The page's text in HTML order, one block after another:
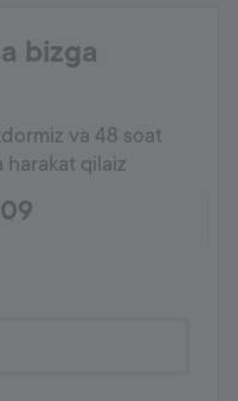
bizga
va 48 soat
qilaiz